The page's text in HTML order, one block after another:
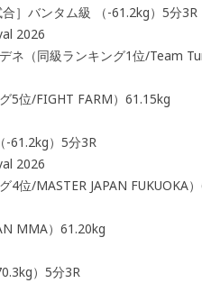
合］バンタム級 （-61.2kg）5分3R
2026
ネ（同級ランキング1位/Team
5位/FIGHT FARM）61.15kg
-61.2kg）5分3R
2026
4位/MASTER JAPAN FUKUOKA
MMA）61.20kg
）5分3R